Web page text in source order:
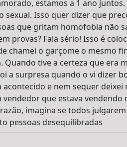
estamos a 1 ano
Isso quer dizer que
que gritam homofobia não
provas? Fala sério! Isso é
chamei o garçome o mesmo
tive a certeza que era
a surpresa quando o vi dizer
e nem sequer
que estava vendendo
imagina se todos
pessoas desequilibradas